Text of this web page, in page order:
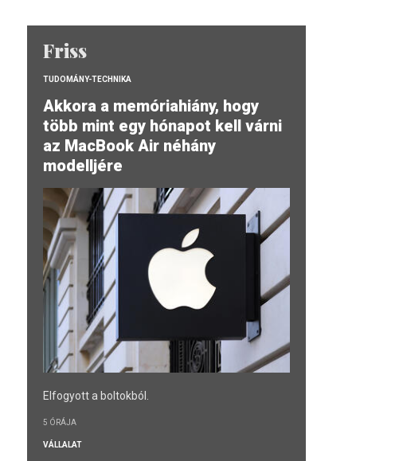
Friss
TUDOMÁNY-TECHNIKA
Akkora a memóriahiány, hogy
több mint egy hónapot kell várni
az MacBook Air néhány
modelljére
Elfogyott a boltokból.
5 ÓRÁJA
VÁLLALAT